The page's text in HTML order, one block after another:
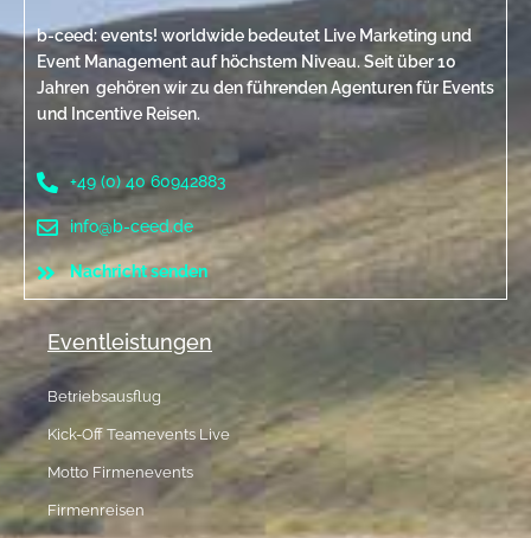
b-ceed: events! worldwide bedeutet Live Marketing und
Event Management auf höchstem Niveau. Seit über 10
Jahren gehören wir zu den führenden Agenturen für Events
und Incentive Reisen.
+49 (0) 40 60942883
info@b-ceed.de
Nachricht senden
Eventleistungen
Betriebsausflug
Kick-Off Teamevents Live
Motto Firmenevents
Firmenreisen